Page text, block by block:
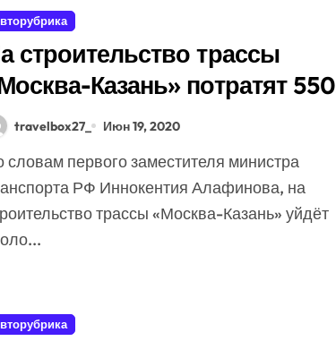
строительство трассы
Казань» потратят 550
рублей
travelbox27_ Июн 19, 2020
РФ Иннокентия Алафинова, на
трассы «Москва-Казань» уйдёт